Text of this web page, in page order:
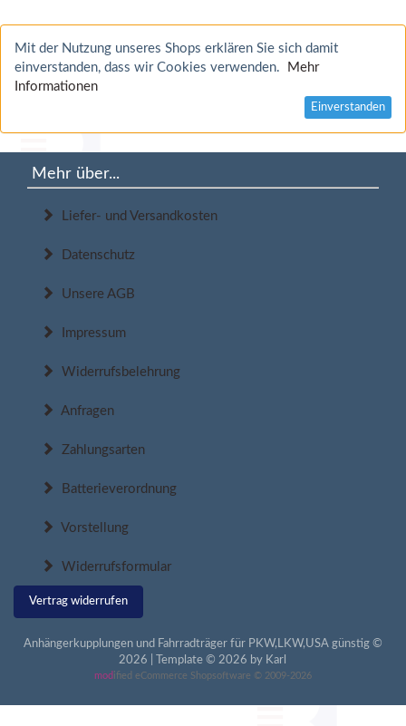
Mit der Nutzung unseres Shops erklären Sie sich damit
einverstanden, dass wir Cookies verwenden.
Mehr
Informationen
Einverstanden
Mehr über...
Liefer- und Versandkosten
Datenschutz
Unsere AGB
Impressum
Widerrufsbelehrung
Anfragen
Zahlungsarten
Batterieverordnung
Vorstellung
Widerrufsformular
Vertrag widerrufen
Anhängerkupplungen und Fahrradträger für PKW,LKW,USA günstig ©
2026 | Template © 2026 by Karl
mod ified eCommerce Shopsoftware © 2009-2026